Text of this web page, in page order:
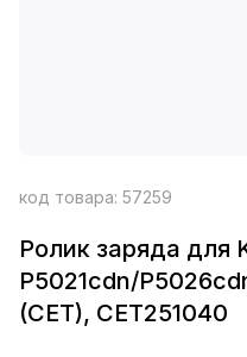
код товара: 57259
Ролик заряда для
P5021cdn/
(CET), CET251040